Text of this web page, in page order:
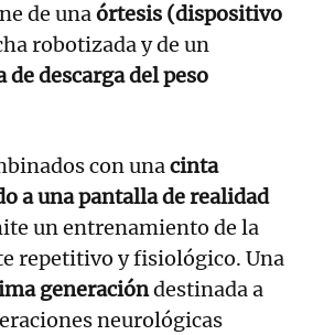
de unaórtesis (dispositivo
robotizada y de un
de descarga del peso
con unacinta
a una pantalla de realidad
un entrenamiento de la
repetitivo y fisiológico. Una
generacióndestinada a
neurológicas